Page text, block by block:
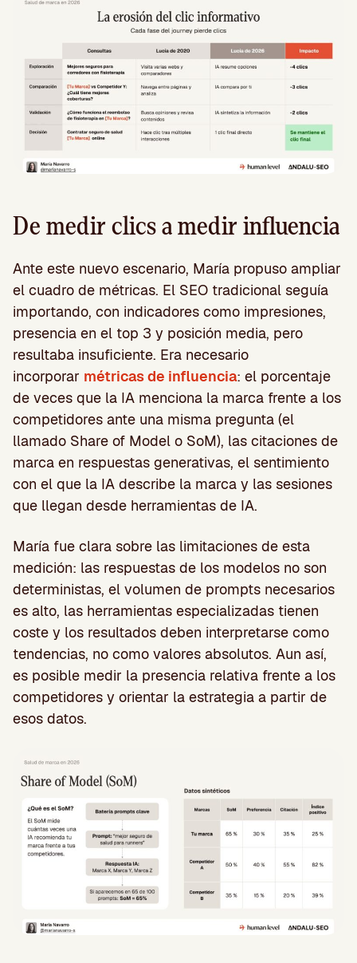
De medir clics a medir influencia
Ante este nuevo escenario, María propuso ampliar
el cuadro de métricas. El SEO tradicional seguía
importando, con indicadores como impresiones,
presencia en el top 3 y posición media, pero
resultaba insuficiente. Era necesario
incorporar métricas de influencia: el porcentaje
de veces que la IA menciona la marca frente a los
competidores ante una misma pregunta (el
llamado Share of Model o SoM), las citaciones de
marca en respuestas generativas, el sentimiento
con el que la IA describe la marca y las sesiones
que llegan desde herramientas de IA.
María fue clara sobre las limitaciones de esta
medición: las respuestas de los modelos no son
deterministas, el volumen de prompts necesarios
es alto, las herramientas especializadas tienen
coste y los resultados deben interpretarse como
tendencias, no como valores absolutos. Aun así,
es posible medir la presencia relativa frente a los
competidores y orientar la estrategia a partir de
esos datos.